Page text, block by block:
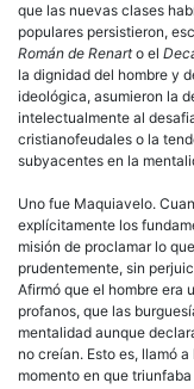
que las nuevas clases
populares persistieron,
Román de Renarto el
la dignidad del hombre y
ideológica, asumieron la
intelectualmente al
cristianofeudales o la
subyacentes en la
Uno fue Maquiavelo.
explícitamente los
misión de proclamar lo
prudentemente, sin
Afirmó que el hombre era
profanos, que las
mentalidad aunque
no creían. Esto es, llamó
momento en que